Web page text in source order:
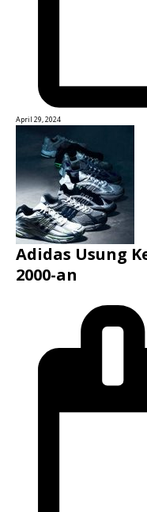
April 29, 2024
Adidas Usung
2000-an